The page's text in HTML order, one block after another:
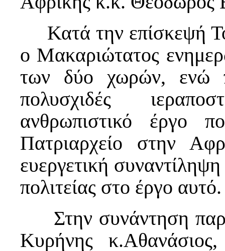
Κατά την επίσκεψή
ο Μακαριώτατος
των δύο χωρών, ενώ
πολυσχιδές
ανθρωπιστικό έργο
Πατριαρχείο στην
ευεργετική
πολιτείας στο έργο αυτό.
Στην συνάντηση
Κυρήνης